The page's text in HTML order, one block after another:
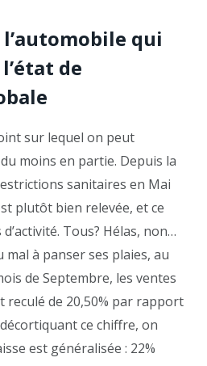
qui
de
sur lequel on peut
moins en partie. Depuis la
sanitaires en Mai
plutôt bien relevée, et ce
Tous? Hélas, non…
mal à panser ses plaies, au
de Septembre, les ventes
reculé de 20,50% par rapport
ce chiffre, on
est généralisée : 22%